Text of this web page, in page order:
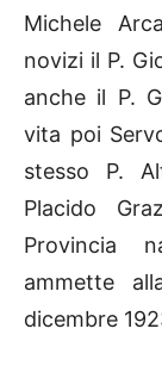
Michele
novizi il P.
anche il P.
vita poi
stesso P.
Placido
Provincia
ammette
dicembre